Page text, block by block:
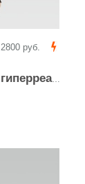
2800 руб.